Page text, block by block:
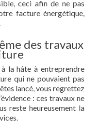
ceci afin de ne pas
facture énergétique,
des travaux
la hâte à entreprendre
qui ne pouvaient pas
lancé, vous regrettez
: ces travaux ne
reste heureusement la